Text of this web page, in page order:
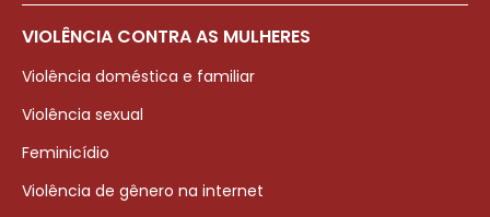
VIOLÊNCIA CONTRA AS MULHERES
Violência doméstica e familiar
Violência sexual
Feminicídio
Violência de gênero na internet